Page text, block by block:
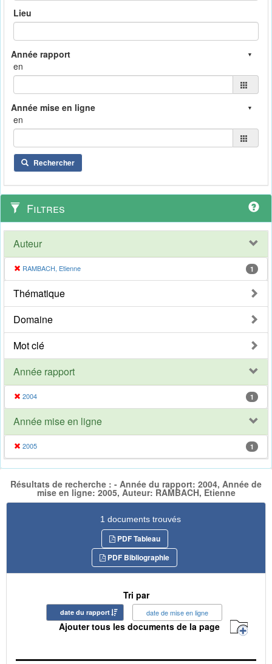
Lieu
en
en
Rechercher
Filtres
Auteur
RAMBACH, Etienne 1
Thématique
Domaine
Mot clé
Année rapport
2004 1
Année mise en ligne
2005 1
Résultats de recherche : - Année du rapport: 2004, Année de
mise en ligne: 2005, Auteur: RAMBACH, Etienne
1 documents trouvés
PDF Tableau
PDF Bibliographie
Tri par
date du rapport date de mise en ligne
Ajouter tous les documents de la page